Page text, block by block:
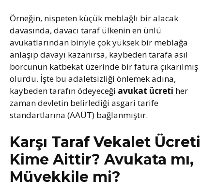
Örneğin, nispeten küçük meblağlı bir alacak
davasında, davacı taraf ülkenin en ünlü
avukatlarından biriyle çok yüksek bir meblağa
anlaşıp davayı kazanırsa, kaybeden tarafa asıl
borcunun katbekat üzerinde bir fatura çıkarılmış
olurdu. İşte bu adaletsizliği önlemek adına,
kaybeden tarafın ödeyeceği avukat ücreti her
zaman devletin belirlediği asgari tarife
standartlarına (AAÜT) bağlanmıştır.
Karşı Taraf Vekalet Ücreti
Kime Aittir? Avukata mı,
Müvekkile mi?